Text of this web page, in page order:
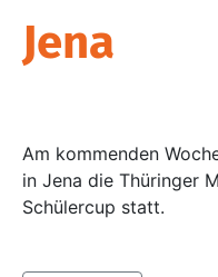
Jena
Am kommenden
in Jena die Thüringer
Schülercup statt.